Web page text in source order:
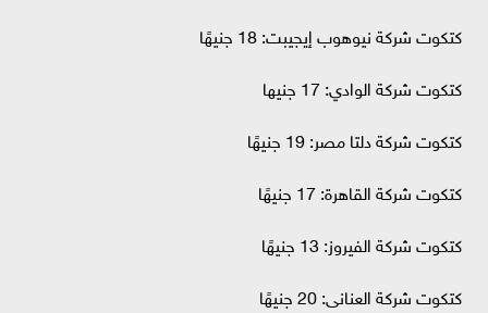
كتكوت شركة نيوهوب إيجيبت: 18 جنيهًا
كتكوت شركة الوادي: 17 جنيها
كتكوت شركة دلتا مصر: 19 جنيهًا
كتكوت شركة القاهرة: 17 جنيهًا
كتكوت شركة الفيروز: 13 جنيهًا
كتكوت شركة العنانى: 20 جنيهًا